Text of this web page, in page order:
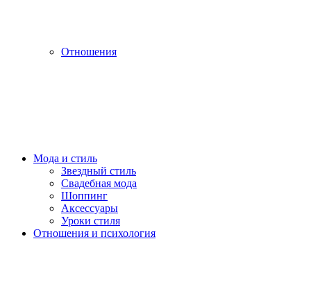
Отношения
Мода и стиль
Звездный стиль
Свадебная мода
Шоппинг
Аксессуары
Уроки стиля
Отношения и психология